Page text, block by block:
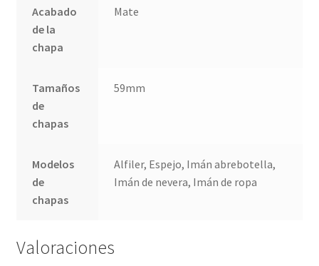
Acabado
de la
chapa
Mate
Tamaños
de
chapas
59mm
Modelos
de
chapas
Alfiler, Espejo, Imán abrebotella,
Imán de nevera, Imán de ropa
Valoraciones